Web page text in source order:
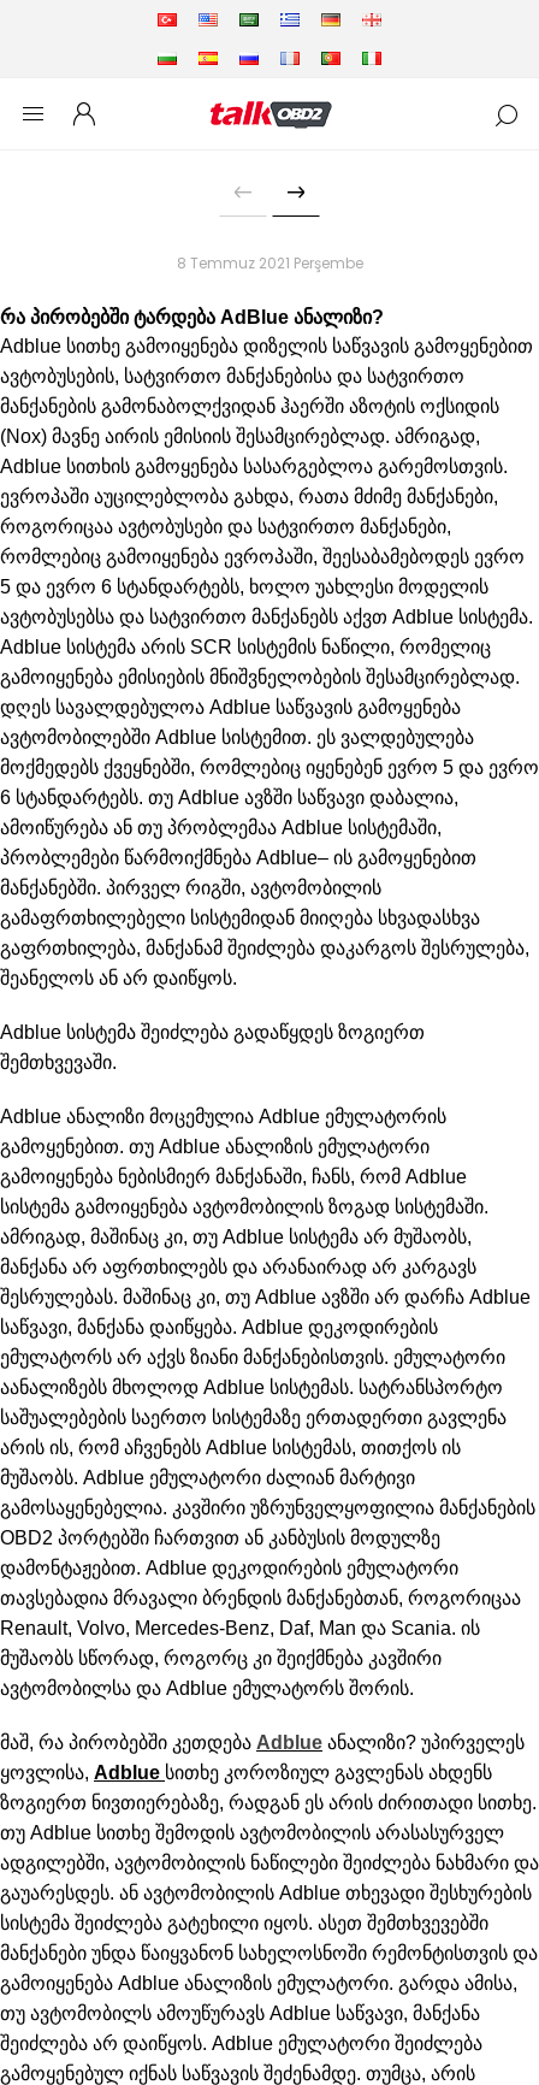
8 Temmuz 2021 Perşembe
რა პირობებში ტარდება AdBlue ანალიზი?
Adblue სითხე გამოიყენება დიზელის საწვავის გამოყენებით
ავტობუსების, სატვირთო მანქანებისა და სატვირთო
მანქანების გამონაბოლქვიდან ჰაერში აზოტის ოქსიდის
(Nox) მავნე აირის ემისიის შესამცირებლად. ამრიგად,
Adblue სითხის გამოყენება სასარგებლოა გარემოსთვის.
ევროპაში აუცილებლობა გახდა, რათა მძიმე მანქანები,
როგორიცაა ავტობუსები და სატვირთო მანქანები,
რომლებიც გამოიყენება ევროპაში, შეესაბამებოდეს ევრო
5 და ევრო 6 სტანდარტებს, ხოლო უახლესი მოდელის
ავტობუსებსა და სატვირთო მანქანებს აქვთ Adblue სისტემა.
Adblue სისტემა არის SCR სისტემის ნაწილი, რომელიც
გამოიყენება ემისიების მნიშვნელობების შესამცირებლად.
დღეს სავალდებულოა Adblue საწვავის გამოყენება
ავტომობილებში Adblue სისტემით. ეს ვალდებულება
მოქმედებს ქვეყნებში, რომლებიც იყენებენ ევრო 5 და ევრო
6 სტანდარტებს. თუ Adblue ავზში საწვავი დაბალია,
ამოიწურება ან თუ პრობლემაა Adblue სისტემაში,
პრობლემები წარმოიქმნება Adblue– ის გამოყენებით
მანქანებში. პირველ რიგში, ავტომობილის
გამაფრთხილებელი სისტემიდან მიიღება სხვადასხვა
გაფრთხილება, მანქანამ შეიძლება დაკარგოს შესრულება,
შეანელოს ან არ დაიწყოს.
Adblue სისტემა შეიძლება გადაწყდეს ზოგიერთ
შემთხვევაში.
Adblue ანალიზი მოცემულია Adblue ემულატორის
გამოყენებით. თუ Adblue ანალიზის ემულატორი
გამოიყენება ნებისმიერ მანქანაში, ჩანს, რომ Adblue
სისტემა გამოიყენება ავტომობილის ზოგად სისტემაში.
ამრიგად, მაშინაც კი, თუ Adblue სისტემა არ მუშაობს,
მანქანა არ აფრთხილებს და არანაირად არ კარგავს
შესრულებას. მაშინაც კი, თუ Adblue ავზში არ დარჩა Adblue
საწვავი, მანქანა დაიწყება. Adblue დეკოდირების
ემულატორს არ აქვს ზიანი მანქანებისთვის. ემულატორი
აანალიზებს მხოლოდ Adblue სისტემას. სატრანსპორტო
საშუალებების საერთო სისტემაზე ერთადერთი გავლენა
არის ის, რომ აჩვენებს Adblue სისტემას, თითქოს ის
მუშაობს. Adblue ემულატორი ძალიან მარტივი
გამოსაყენებელია. კავშირი უზრუნველყოფილია მანქანების
OBD2 პორტებში ჩართვით ან კანბუსის მოდულზე
დამონტაჟებით. Adblue დეკოდირების ემულატორი
თავსებადია მრავალი ბრენდის მანქანებთან, როგორიცაა
Renault, Volvo, Mercedes-Benz, Daf, Man და Scania. ის
მუშაობს სწორად, როგორც კი შეიქმნება კავშირი
ავტომობილსა და Adblue ემულატორს შორის.
მაშ, რა პირობებში კეთდება Adblue ანალიზი? უპირველეს
ყოვლისა, Adblue სითხე კოროზიულ გავლენას ახდენს
ზოგიერთ ნივთიერებაზე, რადგან ეს არის ძირითადი სითხე.
თუ Adblue სითხე შემოდის ავტომობილის არასასურველ
ადგილებში, ავტომობილის ნაწილები შეიძლება ნახმარი და
გაუარესდეს. ან ავტომობილის Adblue თხევადი შესხურების
სისტემა შეიძლება გატეხილი იყოს. ასეთ შემთხვევებში
მანქანები უნდა წაიყვანონ სახელოსნოში რემონტისთვის და
გამოიყენება Adblue ანალიზის ემულატორი. გარდა ამისა,
თუ ავტომობილს ამოუწურავს Adblue საწვავი, მანქანა
შეიძლება არ დაიწყოს. Adblue ემულატორი შეიძლება
გამოყენებულ იქნას საწვავის შეძენამდე. თუმცა, არის